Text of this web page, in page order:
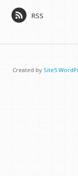
RSS
Created by Site5